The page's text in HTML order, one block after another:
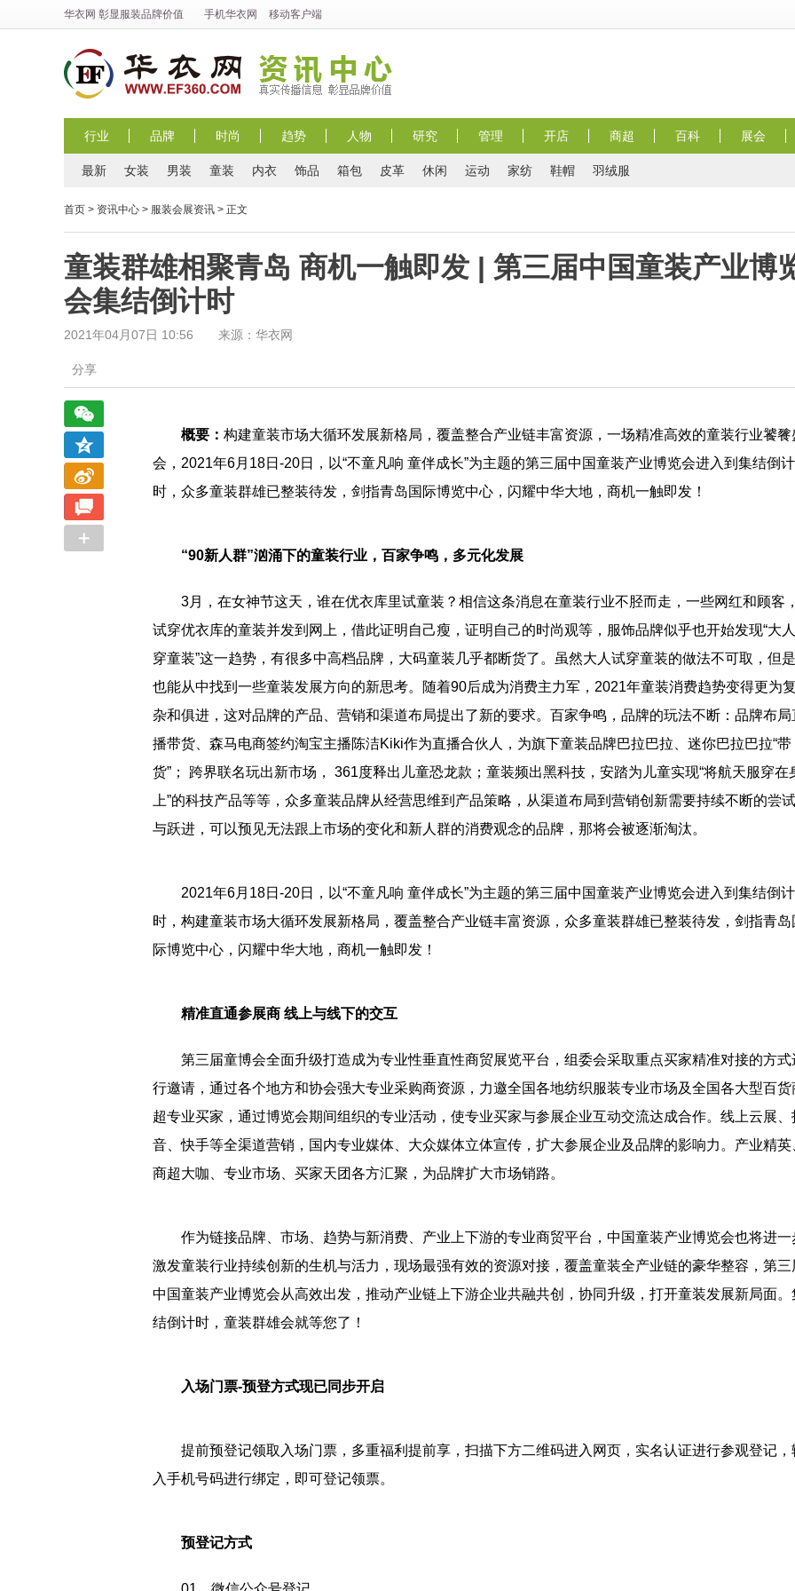
华衣网 彰显服装品牌价值 手机华衣网 移动客户端
行业 品牌 时尚 趋势 人物 研究 管理 开店 商超 百科 展会
最新 女装 男装 童装 内衣 饰品 箱包 皮革 休闲 运动 家纺 鞋帽 羽绒服
首页 > 资讯中心 > 服装会展资讯 > 正文
童装群雄相聚青岛 商机一触即发 | 第三届中国童装产业博
会集结倒计时
2021年04月07日 10:56 来源：华衣网
分享
概要： 构建童装市场大循环发展新格局，覆盖整合产业链丰富资源，一场精准高效的童装行业饕餮
会，2021年6月18日-20日，以“不童凡响 童伴成长”为主题的第三届中国童装产业博览会进入到集结倒计
时，众多童装群雄已整装待发，剑指青岛国际博览中心，闪耀中华大地，商机一触即发！
“90新人群”汹涌下的童装行业，百家争鸣，多元化发展
3月，在女神节这天，谁在优衣库里试童装？相信这条消息在童装行业不胫而走，一些网红和顾客，
试穿优衣库的童装并发到网上，借此证明自己瘦，证明自己的时尚观等，服饰品牌似乎也开始发现“大人
穿童装”这一趋势，有很多中高档品牌，大码童装几乎都断货了。虽然大人试穿童装的做法不可取，但是
也能从中找到一些童装发展方向的新思考。随着90后成为消费主力军，2021年童装消费趋势变得更为复
杂和俱进，这对品牌的产品、营销和渠道布局提出了新的要求。百家争鸣，品牌的玩法不断：品牌布局
播带货、森马电商签约淘宝主播陈洁Kiki作为直播合伙人，为旗下童装品牌巴拉巴拉、迷你巴拉巴拉“带
货”； 跨界联名玩出新市场， 361度释出儿童恐龙款；童装频出黑科技，安踏为儿童实现“将航天服穿在
上”的科技产品等等，众多童装品牌从经营思维到产品策略，从渠道布局到营销创新需要持续不断的尝试
与跃进，可以预见无法跟上市场的变化和新人群的消费观念的品牌，那将会被逐渐淘汰。
2021年6月18日-20日，以“不童凡响 童伴成长”为主题的第三届中国童装产业博览会进入到集结倒计
时，构建童装市场大循环发展新格局，覆盖整合产业链丰富资源，众多童装群雄已整装待发，剑指青岛
际博览中心，闪耀中华大地，商机一触即发！
精准直通参展商 线上与线下的交互
第三届童博会全面升级打造成为专业性垂直性商贸展览平台，组委会采取重点买家精准对接的方式
行邀请，通过各个地方和协会强大专业采购商资源，力邀全国各地纺织服装专业市场及全国各大型百货
超专业买家，通过博览会期间组织的专业活动，使专业买家与参展企业互动交流达成合作。线上云展、
音、快手等全渠道营销，国内专业媒体、大众媒体立体宣传，扩大参展企业及品牌的影响力。产业精英
商超大咖、专业市场、买家天团各方汇聚，为品牌扩大市场销路。
作为链接品牌、市场、趋势与新消费、产业上下游的专业商贸平台，中国童装产业博览会也将进一
激发童装行业持续创新的生机与活力，现场最强有效的资源对接，覆盖童装全产业链的豪华整容，第三
中国童装产业博览会从高效出发，推动产业链上下游企业共融共创，协同升级，打开童装发展新局面。
结倒计时，童装群雄会就等您了！
入场门票-预登方式现已同步开启
提前预登记领取入场门票，多重福利提前享，扫描下方二维码进入网页，实名认证进行参观登记，
入手机号码进行绑定，即可登记领票。
预登记方式